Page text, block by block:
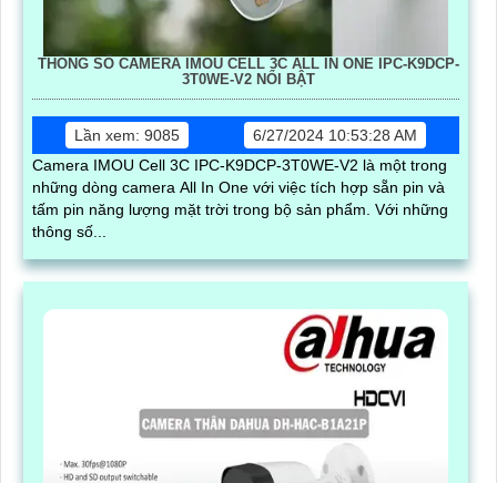
THÔNG SỐ CAMERA IMOU CELL 3C ALL IN ONE IPC-K9DCP-
3T0WE-V2 NỔI BẬT
Lần xem: 9085
6/27/2024 10:53:28 AM
Camera IMOU Cell 3C IPC-K9DCP-3T0WE-V2 là một trong
những dòng camera All In One với việc tích hợp sẵn pin và
tấm pin năng lượng mặt trời trong bộ sản phẩm. Với những
thông số...